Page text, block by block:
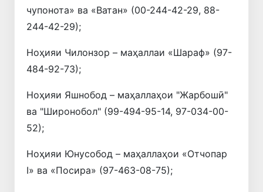
чупонота» ва «Ватан» (00-244-42-29, 88-
244-42-29);
Ноҳияи Чилонзор – маҳаллаи «Шараф» (97-
484-92-73);
Ноҳияи Яшнобод – маҳаллаҳои "Жарбошӣ"
ва "Широнобол" (99-494-95-14, 97-034-00-
52);
Ноҳияи Юнусобод – маҳаллаҳои «Отчопар
I» ва «Посира» (97-463-08-75);